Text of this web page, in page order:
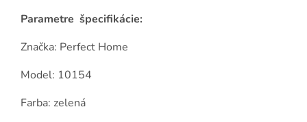
Parametre špecifikácie:
Značka: Perfect Home
Model: 10154
Farba: zelená